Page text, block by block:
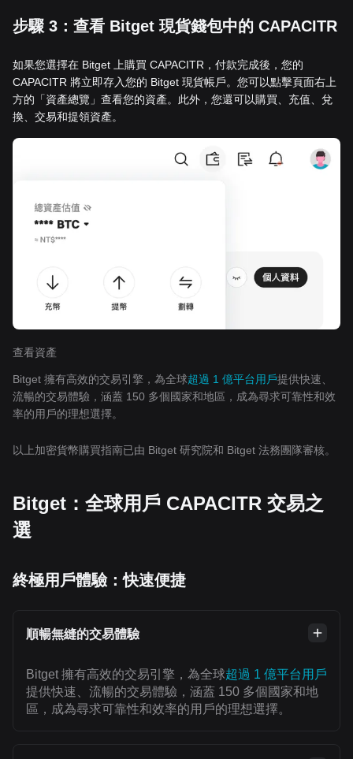
步驟 3：查看 Bitget 現貨錢包中的 CAPACITR
如果您選擇在 Bitget 上購買 CAPACITR，付款完成後，您的
CAPACITR 將立即存入您的 Bitget 現貨帳戶。您可以點擊頁面右上
方的「資產總覽」查看您的資產。此外，您還可以購買、充值、兌
換、交易和提領資產。
查看資產
Bitget 擁有高效的交易引擎，為全球超過 1 億平台用戶提供快速、
流暢的交易體驗，涵蓋 150 多個國家和地區，成為尋求可靠性和效
率的用戶的理想選擇。
以上加密貨幣購買指南已由 Bitget 研究院和 Bitget 法務團隊審核。
Bitget：全球用戶 CAPACITR 交易之
選
終極用戶體驗：快速便捷
順暢無縫的交易體驗
Bitget 擁有高效的交易引擎，為全球超過 1 億平台用戶
提供快速、流暢的交易體驗，涵蓋 150 多個國家和地
區，成為尋求可靠性和效率的用戶的理想選擇。